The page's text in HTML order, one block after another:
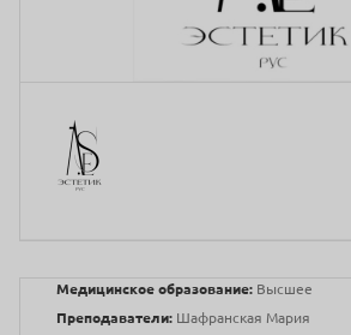
Медицинское образование: Высшее
Преподаватели: Шафранская Мария